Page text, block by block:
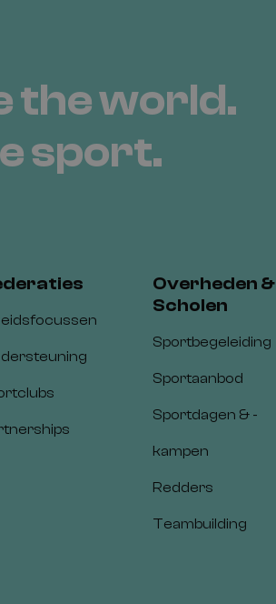
the world.
sport.
Overheden &
Scholen
Sportbegeleiding
Sportaanbod
Sportdagen & -
kampen
Redders
Teambuilding